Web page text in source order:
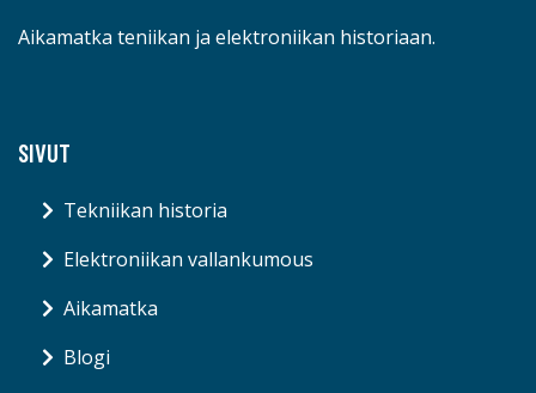
Aikamatka teniikan ja elektroniikan historiaan.
SIVUT
Tekniikan historia
Elektroniikan vallankumous
Aikamatka
Blogi